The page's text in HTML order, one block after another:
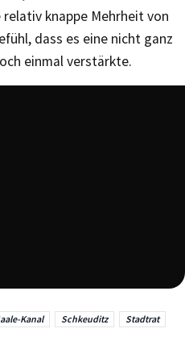
relativ knappe Mehrheit von
dass es eine nicht ganz
einmal verstärkte.
Kanal Schkeuditz Stadtrat